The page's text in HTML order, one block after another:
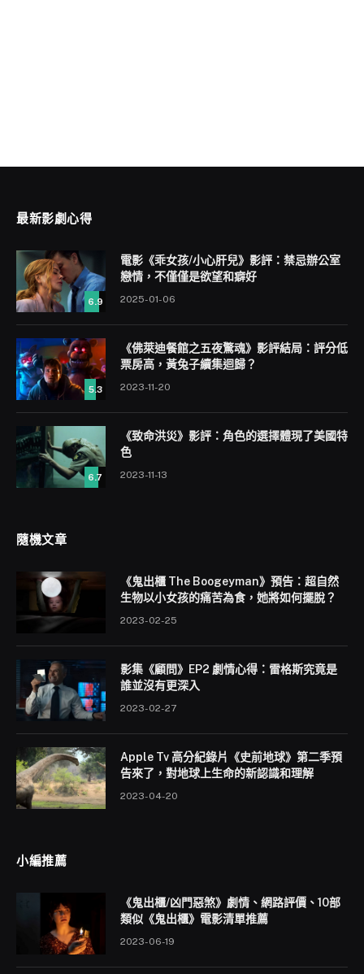
最新影劇心得
6.9
電影《乖女孩/小心肝兒》影評：禁忌辦公室
戀情，不僅僅是欲望和癖好
2025-01-06
5.3
《佛萊迪餐館之五夜驚魂》影評結局：評分低
票房高，黃兔子續集迴歸？
2023-11-20
6.7
《致命洪災》影評：角色的選擇體現了美國特
色
2023-11-13
隨機文章
《鬼出櫃 The Boogeyman》預告：超自然
生物以小女孩的痛苦為食，她將如何擺脫？
2023-02-25
影集《顧問》EP2 劇情心得：雷格斯究竟是
誰並沒有更深入
2023-02-27
Apple Tv 高分紀錄片《史前地球》第二季預
告來了，對地球上生命的新認識和理解
2023-04-20
小編推薦
《鬼出櫃/凶門惡煞》劇情、網路評價、10部
類似《鬼出櫃》電影清單推薦
2023-06-19